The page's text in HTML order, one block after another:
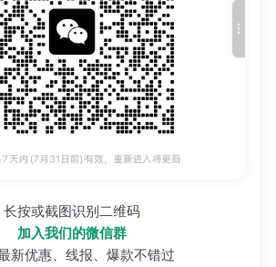
长按或截图识别二维码
加入我们的微信群
新优惠、线报、爆款不错过